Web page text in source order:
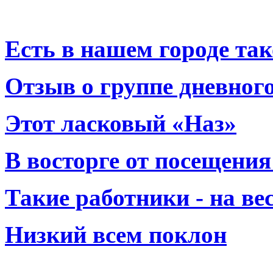
Есть в нашем городе
Отзыв о группе
Этот ласковый «Наз»
В восторге от
Такие работники - на
Низкий всем поклон